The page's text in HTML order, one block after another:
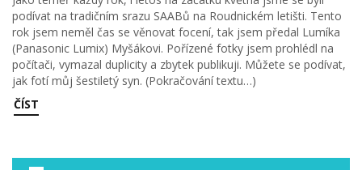
podívat na tradičním srazu SAABů na Roudnickém letišti. Tento
rok jsem neměl čas se věnovat focení, tak jsem předal Lumíka
(Panasonic Lumix) Myšákovi. Pořízené fotky jsem prohlédl na
počítači, vymazal duplicity a zbytek publikuji. Můžete se podívat,
jak fotí můj šestiletý syn. (Pokračování textu…)
ČÍST